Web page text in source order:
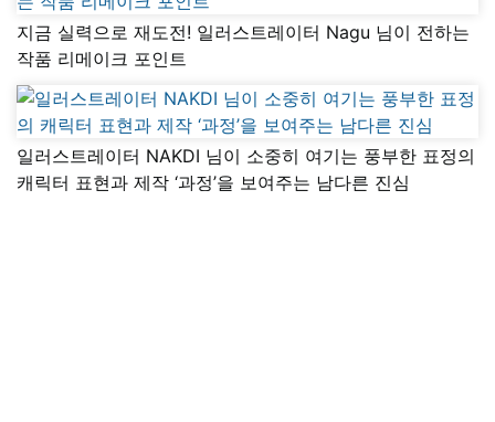
지금 실력으로 재도전! 일러스트레이터 Nagu 님이 전하는
작품 리메이크 포인트
일러스트레이터 NAKDI 님이 소중히 여기는 풍부한 표정의
캐릭터 표현과 제작 ‘과정’을 보여주는 남다른 진심